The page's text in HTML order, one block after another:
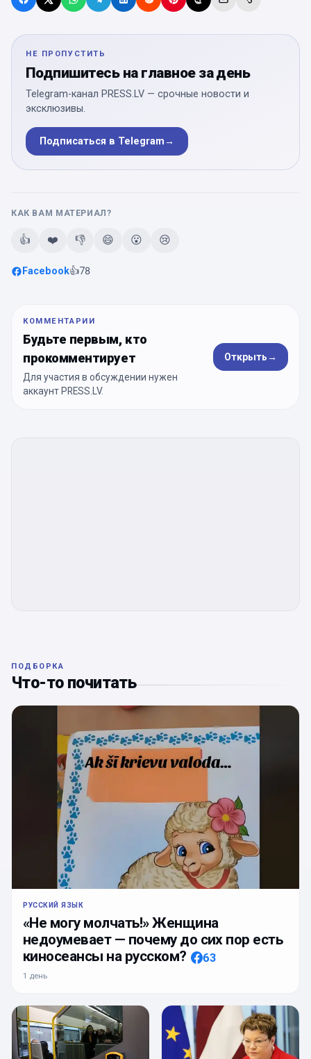
НЕ ПРОПУСТИТЬ
Подпишитесь на главное за день
Telegram-канал PRESS.LV — срочные новости и
эксклюзивы.
Подписаться в Telegram→
КАК ВАМ МАТЕРИАЛ?
👍 ❤️ 👎 😄 😮 😢
Facebook👍78
КОММЕНТАРИИ
Будьте первым, кто
прокомментирует
Для участия в обсуждении нужен
аккаунт PRESS.LV.
Открыть→
ПОДБОРКА
Что-то почитать
РУССКИЙ ЯЗЫК
«Не могу молчать!» Женщина
недоумевает — почему до сих пор есть
киносеансы на русском?
63
1 день